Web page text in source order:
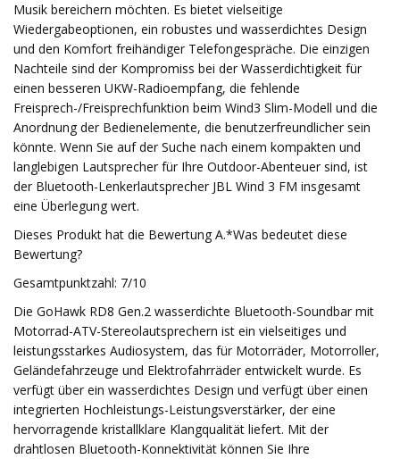
Musik bereichern möchten. Es bietet vielseitige
Wiedergabeoptionen, ein robustes und wasserdichtes Design
und den Komfort freihändiger Telefongespräche. Die einzigen
Nachteile sind der Kompromiss bei der Wasserdichtigkeit für
einen besseren UKW-Radioempfang, die fehlende
Freisprech-/Freisprechfunktion beim Wind3 Slim-Modell und die
Anordnung der Bedienelemente, die benutzerfreundlicher sein
könnte. Wenn Sie auf der Suche nach einem kompakten und
langlebigen Lautsprecher für Ihre Outdoor-Abenteuer sind, ist
der Bluetooth-Lenkerlautsprecher JBL Wind 3 FM insgesamt
eine Überlegung wert.
Dieses Produkt hat die Bewertung A.*Was bedeutet diese
Bewertung?
Gesamtpunktzahl: 7/10
Die GoHawk RD8 Gen.2 wasserdichte Bluetooth-Soundbar mit
Motorrad-ATV-Stereolautsprechern ist ein vielseitiges und
leistungsstarkes Audiosystem, das für Motorräder, Motorroller,
Geländefahrzeuge und Elektrofahrräder entwickelt wurde. Es
verfügt über ein wasserdichtes Design und verfügt über einen
integrierten Hochleistungs-Leistungsverstärker, der eine
hervorragende kristallklare Klangqualität liefert. Mit der
drahtlosen Bluetooth-Konnektivität können Sie Ihre